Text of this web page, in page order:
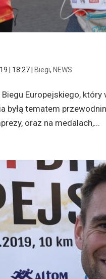
| 18:27| Biegi, NEWS
Europejskiego,
byłą tematem
oraz na medalach,...